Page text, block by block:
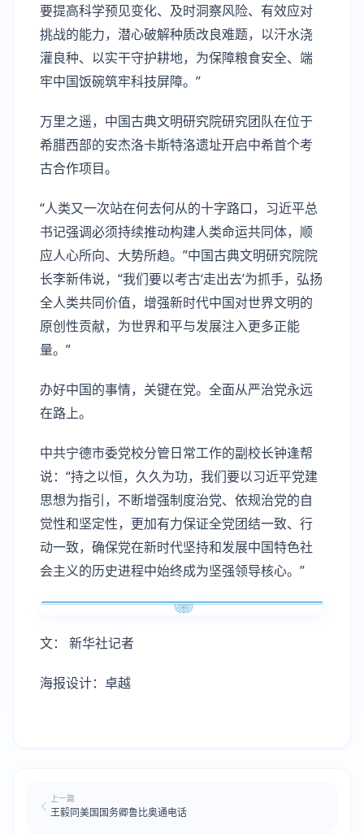
要提高科学预见变化、及时洞察风险、有效应对
挑战的能力，潜心破解种质改良难题，以汗水浇
灌良种、以实干守护耕地，为保障粮食安全、端
牢中国饭碗筑牢科技屏障。”
万里之遥，中国古典文明研究院研究团队在位于
希腊西部的安杰洛卡斯特洛遗址开启中希首个考
古合作项目。
“人类又一次站在何去何从的十字路口，习近平总
书记强调必须持续推动构建人类命运共同体，顺
应人心所向、大势所趋。”中国古典文明研究院院
长李新伟说，“我们要以考古‘走出去’为抓手，弘扬
全人类共同价值，增强新时代中国对世界文明的
原创性贡献，为世界和平与发展注入更多正能
量。”
办好中国的事情，关键在党。全面从严治党永远
在路上。
中共宁德市委党校分管日常工作的副校长钟逢帮
说：“持之以恒，久久为功，我们要以习近平党建
思想为指引，不断增强制度治党、依规治党的自
觉性和坚定性，更加有力保证全党团结一致、行
动一致，确保党在新时代坚持和发展中国特色社
会主义的历史进程中始终成为坚强领导核心。”
文： 新华社记者
海报设计：卓越
上一篇
王毅同美国国务卿鲁比奥通电话